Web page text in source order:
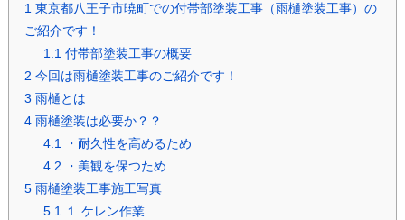
1 東京都八王子市暁町での付帯部塗装工事（雨樋塗装工事）の
ご紹介です！
1.1 付帯部塗装工事の概要
2 今回は雨樋塗装工事のご紹介です！
3 雨樋とは
4雨樋塗装は必要か？？
4.1
・耐久性を高めるため
4.2 ・美観を保つため
5雨樋塗装工事施工写真
5.1
１.ケレン作業